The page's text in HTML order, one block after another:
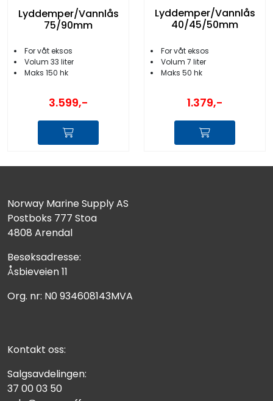
Lyddemper/Vannlås
75/90mm
For våt eksos
Volum 33 liter
Maks 150 hk
3.599,-
Lyddemper/Vannlås
40/45/50mm
For våt eksos
Volum 7 liter
Maks 50 hk
1.379,-
Norway Marine Supply AS
Postboks 777 Stoa
4808 Arendal
Besøksadresse:
Åsbieveien 11
Org. nr: N0 934608143MVA
Kontakt oss:
Salgsavdelingen:
37 00 03 50